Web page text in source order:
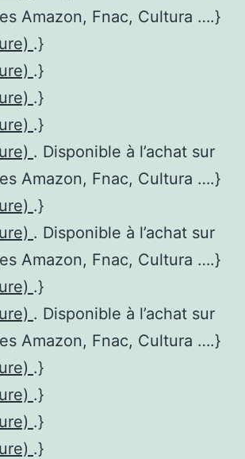
Amazon, Fnac, Cultura ….}
.}
.}
.}
.}
. Disponible à l’achat sur
Amazon, Fnac, Cultura ….}
.}
. Disponible à l’achat sur
Amazon, Fnac, Cultura ….}
.}
. Disponible à l’achat sur
Amazon, Fnac, Cultura ….}
.}
.}
.}
.}